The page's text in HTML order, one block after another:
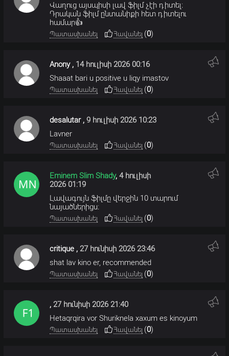
Պատասխանել Հավանել (0)
Վաղուց այսպիսի լավ ֆիլմ չէի դիտել։
Դրական ֆիլմ ընտանիքի հետ դիտելու
համար👍
Anony , 14 հուլիսի 2026 00:16
Պատասխանել Հավանել (0)
Shaaat bari u positive u liqy imastov
desalutar , 9 հուլիսի 2026 10:23
Պատասխանել Հավանել (0)
Lavner
Eminem Slim Shady, 4 հուլիսի
2026 01:19
Պատասխանել Հավանել (0)
Լավագույն ֆիլմը վերջին 10 տարում
նայածներիցս։
critique , 27 հունիսի 2026 23:46
Պատասխանել Հավանել (0)
shat lav kino er, recommended
, 27 հունիսի 2026 21:40
Պատասխանել Հավանել (0)
Hetaqrqira vor Shuriknela xaxum es kinoyum